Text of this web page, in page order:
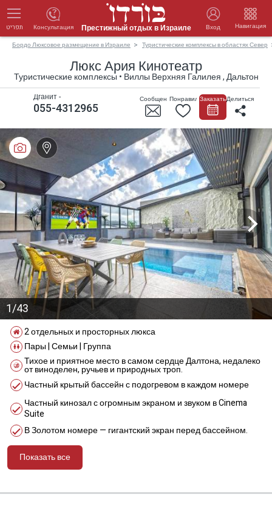
תפריט Престижный отдых в Израиле Вход Навигация
Консультация
Бордо Люксовое размещение в Израиле Туристические комплексы в областях Север
Люкс Ария Кинотеатр
Туристические комплексы • Виллы Верхняя Галилея , Дальтон
Делиться
СообщениеПонравилосьЗаказать
055-4312965
Дганит -
1/43
2 отдельных и просторных люкса
Пары | Семьи | Группа
Тихое и приятное место в самом сердце Далтона, недалеко
от виноделен, ручьев и природных троп.
Частный крытый бассейн с подогревом в каждом номере
Частный кинозал с огромным экраном и звуком в Cinema
Suite
В Золотом номере — гигантский экран перед бассейном.
Показать все